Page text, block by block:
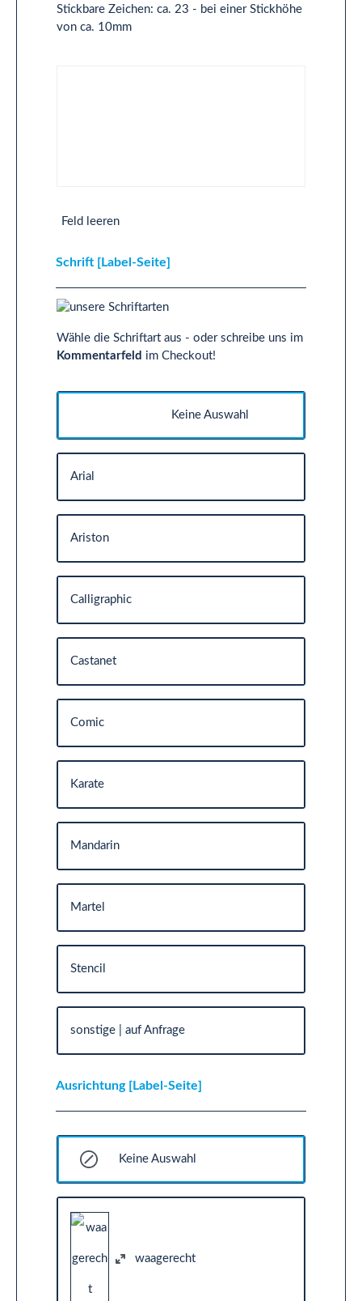
Stickbare Zeichen: ca. 23 - bei einer Stickhöhe
von ca. 10mm
Feld leeren
Schrift [Label-Seite]
Wähle die Schriftart aus - oder schreibe uns im
Kommentarfeld im Checkout!
Keine Auswahl
Arial
Ariston
Calligraphic
Castanet
Comic
Karate
Mandarin
Martel
Stencil
sonstige | auf Anfrage
Ausrichtung [Label-Seite]
Keine Auswahl
waagerecht